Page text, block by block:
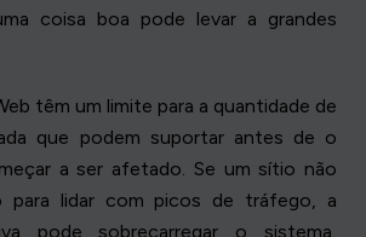
coisa boa pode levar a grandes
têm um limite para a quantidade de
que podem suportar antes de o
a ser afetado. Se um sítio não
para lidar com picos de tráfego, a
pode sobrecarregar o sistema,